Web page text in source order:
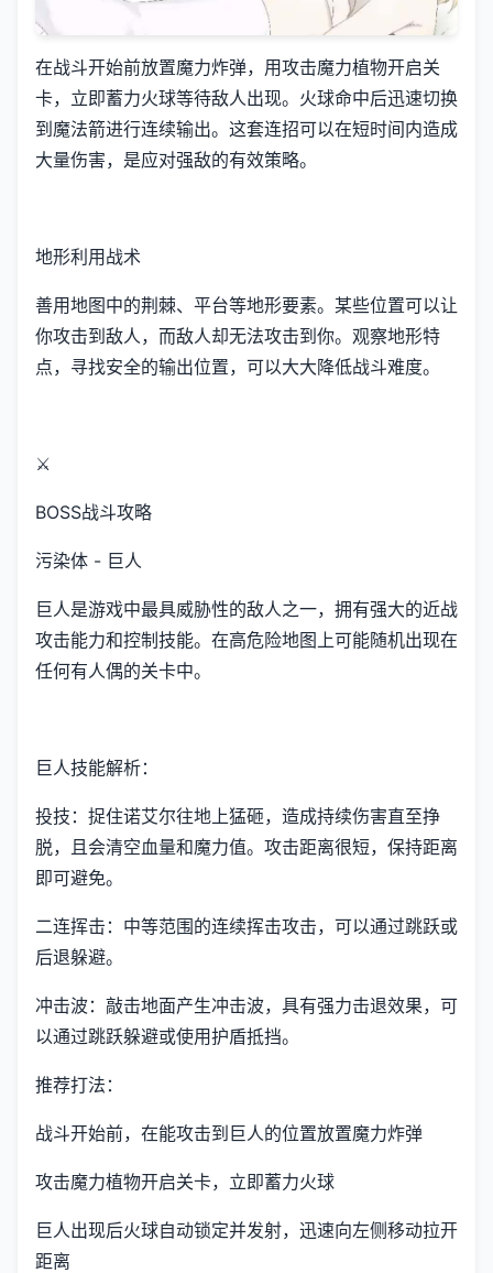
在战斗开始前放置魔力炸弹，用攻击魔力植物开启关
卡，立即蓄力火球等待敌人出现。火球命中后迅速切换
到魔法箭进行连续输出。这套连招可以在短时间内造成
大量伤害，是应对强敌的有效策略。
地形利用战术
善用地图中的荆棘、平台等地形要素。某些位置可以让
你攻击到敌人，而敌人却无法攻击到你。观察地形特
点，寻找安全的输出位置，可以大大降低战斗难度。
⚔️
BOSS战斗攻略
污染体 - 巨人
巨人是游戏中最具威胁性的敌人之一，拥有强大的近战
攻击能力和控制技能。在高危险地图上可能随机出现在
任何有人偶的关卡中。
巨人技能解析：
投技：捉住诺艾尔往地上猛砸，造成持续伤害直至挣
脱，且会清空血量和魔力值。攻击距离很短，保持距离
即可避免。
二连挥击：中等范围的连续挥击攻击，可以通过跳跃或
后退躲避。
冲击波：敲击地面产生冲击波，具有强力击退效果，可
以通过跳跃躲避或使用护盾抵挡。
推荐打法：
战斗开始前，在能攻击到巨人的位置放置魔力炸弹
攻击魔力植物开启关卡，立即蓄力火球
巨人出现后火球自动锁定并发射，迅速向左侧移动拉开
距离